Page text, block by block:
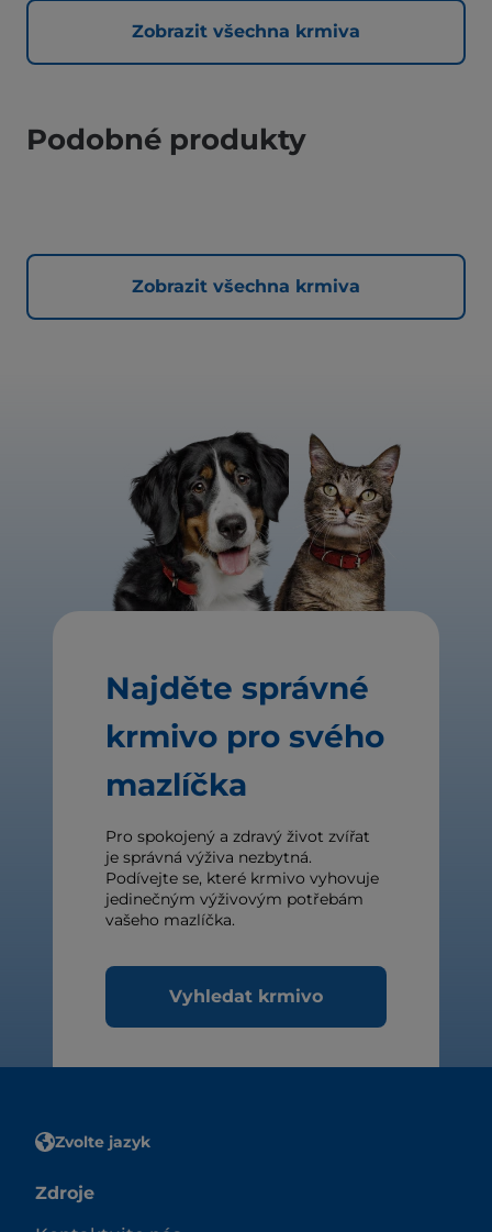
Zobrazit všechna krmiva
Podobné produkty
Zobrazit všechna krmiva
Najděte správné
krmivo pro svého
mazlíčka
Pro spokojený a zdravý život zvířat
je správná výživa nezbytná.
Podívejte se, které krmivo vyhovuje
jedinečným výživovým potřebám
vašeho mazlíčka.
Vyhledat krmivo
Zvolte jazyk
Zdroje